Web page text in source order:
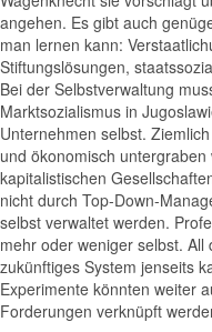
angehen. Es gibt auch
man lernen kann:
Stiftungslösungen,
Bei der Selbstverwaltung
Marktsozialismus in
Unternehmen selbst.
und ökonomisch
kapitalistischen
nicht durch Top-Down-
selbst verwaltet werden.
mehr oder weniger selbst.
zukünftiges System jenseits
Experimente könnten weiter
Forderungen verknüpft